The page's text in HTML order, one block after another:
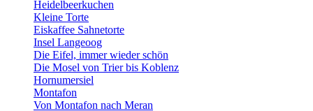
Heidelbeerkuchen
Kleine Torte
Eiskaffee Sahnetorte
Insel Langeoog
Die Eifel, immer wieder schön
Die Mosel von Trier bis Koblenz
Hornumersiel
Montafon
Von Montafon nach Meran